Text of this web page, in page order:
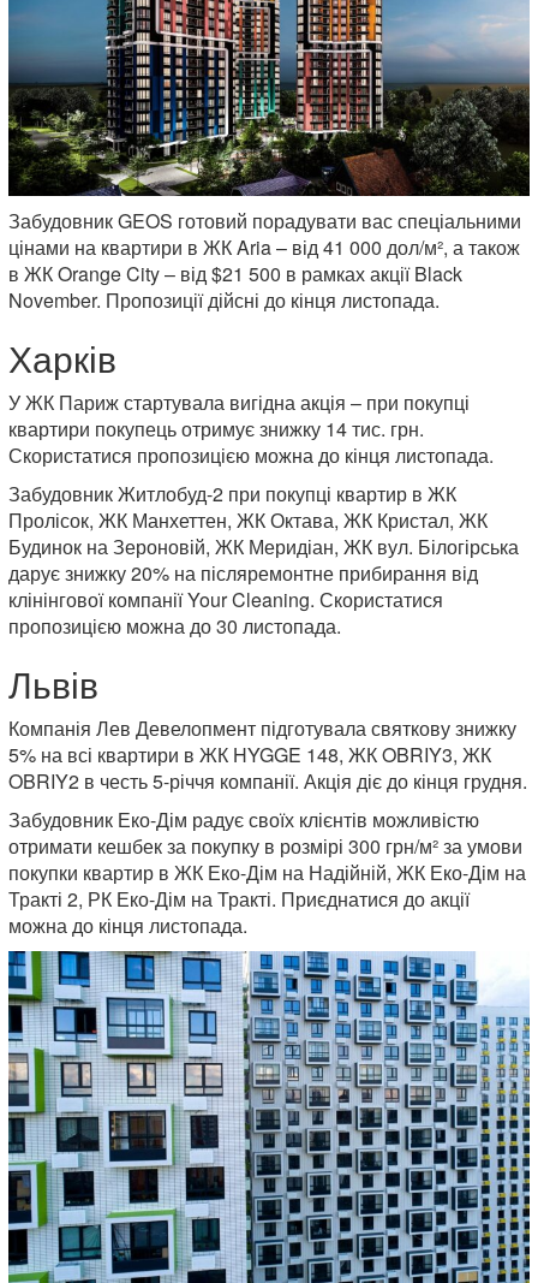
Забудовник GEOS готовий порадувати вас спеціальними
цінами на квартири в ЖК Aria – від 41 000 дол/м², а також
в ЖК Orange City – від $21 500 в рамках акції Black
November. Пропозиції дійсні до кінця листопада.
Харків
У ЖК Париж стартувала вигідна акція – при покупці
квартири покупець отримує знижку 14 тис. грн.
Скористатися пропозицією можна до кінця листопада.
Забудовник Житлобуд-2 при покупці квартир в ЖК
Пролісок, ЖК Манхеттен, ЖК Октава, ЖК Кристал, ЖК
Будинок на Зероновій, ЖК Меридіан, ЖК вул. Білогірська
дарує знижку 20% на післяремонтне прибирання від
клінінгової компанії Your Cleaning. Скористатися
пропозицією можна до 30 листопада.
Львів
Компанія Лев Девелопмент підготувала святкову знижку
5% на всі квартири в ЖК HYGGE 148, ЖК OBRIY3, ЖК
OBRIY2 в честь 5-річчя компанії. Акція діє до кінця грудня.
Забудовник Еко-Дім радує своїх клієнтів можливістю
отримати кешбек за покупку в розмірі 300 грн/м² за умови
покупки квартир в ЖК Еко-Дім на Надійній, ЖК Еко-Дім на
Тракті 2, РК Еко-Дім на Тракті. Приєднатися до акції
можна до кінця листопада.